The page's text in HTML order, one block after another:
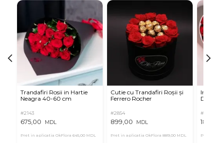
Trandafiri Rosii in Hartie
Neagra 40-60 cm
#2143
675,00 MDL
Pret in aplicatia OkFlora 645,00 MDL
Cutie cu Trandafiri Roșii și
Ferrero Rocher
#2854
899,00 MDL
Pret in aplicatia OkFlora 889,00 MDL
Inima
#2321
Pret in